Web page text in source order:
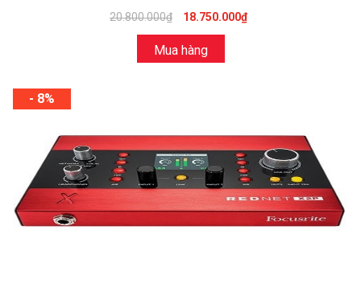
20.800.000₫ 18.750.000₫
Mua hàng
- 8%